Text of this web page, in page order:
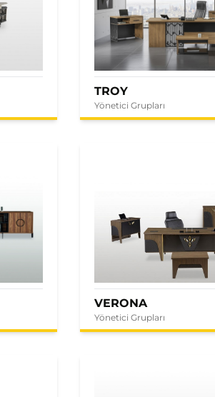
TROY
Yönetici Grupları
VERONA
Yönetici Grupları